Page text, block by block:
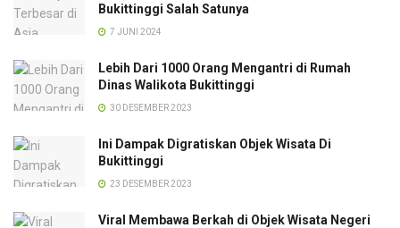
Bukittinggi Salah Satunya
7 JUNI 2024
Lebih Dari 1000 Orang Mengantri di Rumah
Dinas Walikota Bukittinggi
30 DESEMBER 2023
Ini Dampak Digratiskan Objek Wisata Di
Bukittinggi
23 DESEMBER 2023
Viral Membawa Berkah di Objek Wisata Negeri